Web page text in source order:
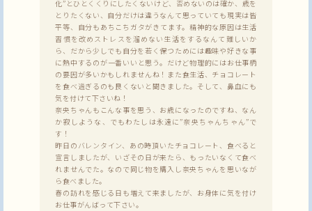
化”とひとくくりにしたくないけど、否めないのは確か、歳を
とりたくない、自分だけは違うなんて思っていても現実は皆
平等、自分もあちこちガタがきてます。精神的な原因は生活
習慣を改めストレスを溜めない生活をするなんて難しいか
ら、だから少しでも自分を若く保つためには趣味や好きな事
に熱中するのが一番いいと思う。だけど物理的にはお仕事柄
の要因が多いかもしれませんね！また食生活、チョコレート
を食べ過ぎるのも良くないと聞きました。そして、鼻血にも
気を付けて下さいね！
奈央ちゃんもこんな事を思う、お歳になったのですね、なん
か寂しような、でもわたしは永遠に”奈央ちゃんちゃん”で
す！
昨日のバレンタイン、あの時頂いたチョコレート、食べると
宣言しましたが、いざその日が来たら、もったいなくて食べ
れませんでた。なので同じ物を購入し奈央ちゃんを思いなが
ら食べました。
春の訪れを感じる日も増えて来ましたが、お身体に気を付け
お仕事がんばって下さい。